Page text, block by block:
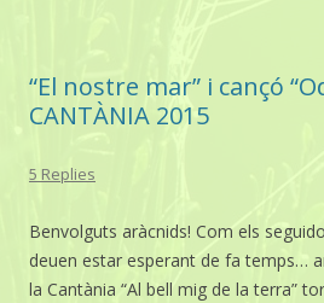
“El nostre mar” i cançó
CANTÀNIA 2015
5 Replies
Benvolguts aràcnids! Com els
deuen estar esperant de fa temps…
la Cantània “Al bell mig de la terra”